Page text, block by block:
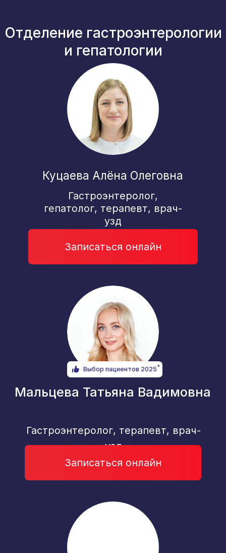
Куцаева Алёна Олеговна
Гастроэнтеролог,
гепатолог, терапевт, врач-
Записаться онлайн
Загайнов Антон Владимирович
Врач гастроэнтеролог,
Мальцева Татьяна Вадимовна
Гастроэнтеролог, терапевт, врач-
Записаться онлайн
Степанова Нелли Анатольевна
Гастроэнтеролог, нутрициолог,
Выбор пациентов 2025 *
Выбор пациентов 2025